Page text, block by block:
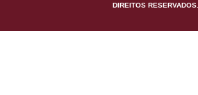
DIREITOS RESERVADOS.